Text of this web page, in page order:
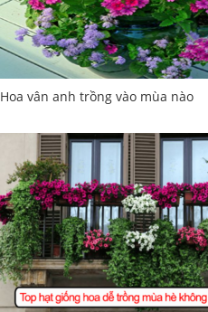
Hoa vân anh trồng vào mùa nào